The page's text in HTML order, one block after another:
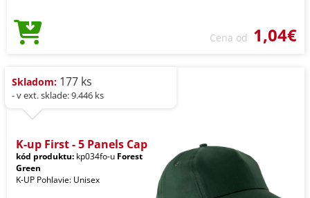
Cena od 1,04€
Skladom: 177 ks
- v ext. sklade: 9.446 ks
K-up First - 5 Panels Cap
kód produktu: kp034fo-u Forest
Green
K-UP Pohlavie: Unisex